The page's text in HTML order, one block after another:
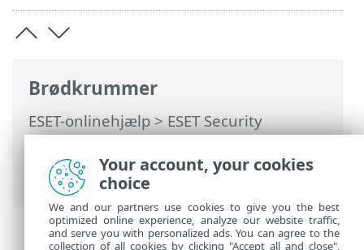
Brødkrummer
ESET-onlinehjælp>ESET Security
Ultimate>Arbejde med ESET Security
Ultimate
>Computerscanning>
Computerens scanningslog
Your account, your cookies
choice
We and our partners use cookies to give you the best
optimized online experience, analyze our website traffic,
and serve you with personalized ads. You can agree to the
collection of all cookies by clicking "Accept all and close",